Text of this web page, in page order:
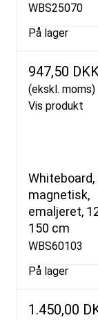
WBS25070
På lager
947,50
(ekskl. moms)
Vis produkt
Whiteboard,
magnetisk,
emaljeret,
150 cm
WBS60103
På lager
1.450,00